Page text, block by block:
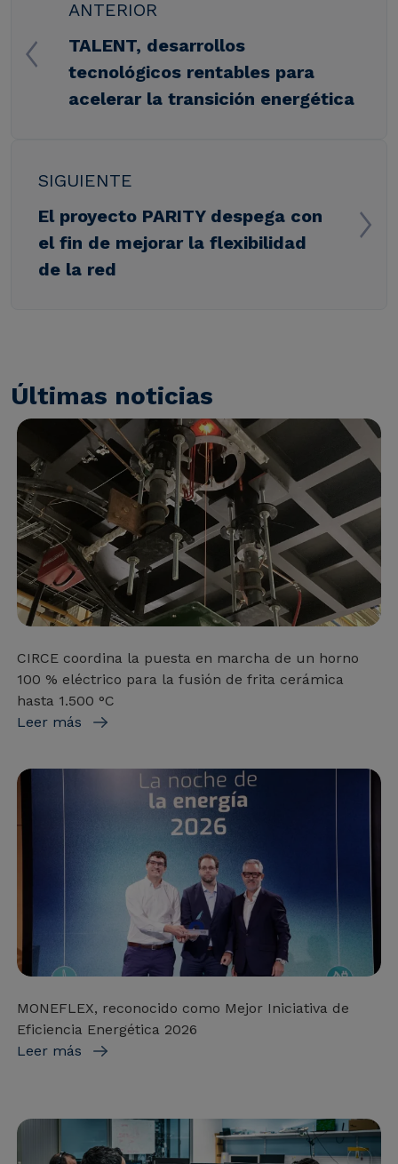
ANTERIOR
TALENT, desarrollos
tecnológicos rentables para
acelerar la transición energética
SIGUIENTE
El proyecto PARITY despega con
el fin de mejorar la flexibilidad
de la red
Últimas noticias
CIRCE coordina la puesta en marcha de un horno
100 % eléctrico para la fusión de frita cerámica
hasta 1.500 °C
Leer más
MONEFLEX, reconocido como Mejor Iniciativa de
Eficiencia Energética 2026
Leer más